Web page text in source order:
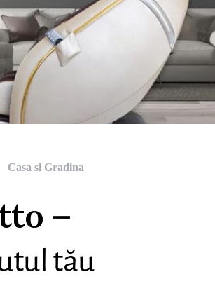
Casa si Gradina
–
tău